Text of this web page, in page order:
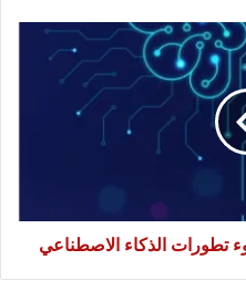
تطورات الذكاء الاصطناعي